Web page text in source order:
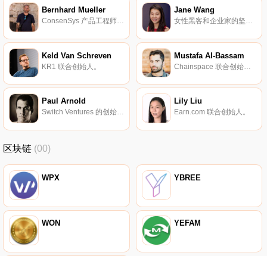
Bernhard Mueller
ConsenSys 产品工程师、安全研究员。
Jane Wang
女性黑客和企业家的坚定支持者。
Keld Van Schreven
KR1 联合创始人。
Mustafa Al-Bassam
Paul Arnold
Switch Ventures 的创始人。
Lily Liu
Earn.com 联合创始人。
区块链 (00)
WPX YBREE
WON YEFAM